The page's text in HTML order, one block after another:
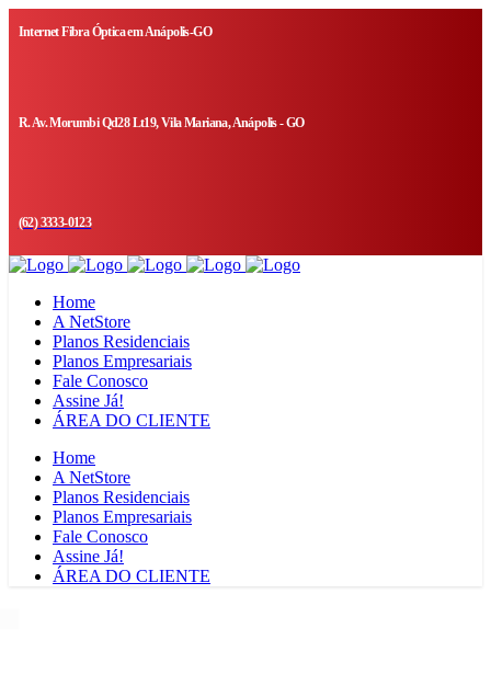
Internet Fibra Óptica em Anápolis-GO
R. Av. Morumbi Qd28 Lt19, Vila Mariana, Anápolis - GO
(62) 3333-0123
Home
A NetStore
Planos Residenciais
Planos Empresariais
Fale Conosco
Assine Já!
ÁREA DO CLIENTE
Home
A NetStore
Planos Residenciais
Planos Empresariais
Fale Conosco
Assine Já!
ÁREA DO CLIENTE